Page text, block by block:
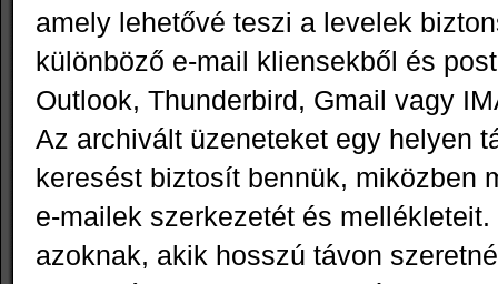
amely lehetővé teszi a levelek
különböző e-mail kliensekből és
Outlook, Thunderbird, Gmail vagy
Az archivált üzeneteket egy helyen
keresést biztosít bennük, miközben
e-mailek szerkezetét és
azoknak, akik hosszú távon